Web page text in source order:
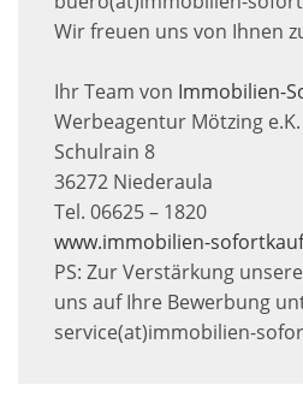
Wir freuen uns von Ihnen
Ihr Team von Immobilien-
Werbeagentur Mötzing e.K.
Schulrain 8
36272 Niederaula
Tel. 06625 – 1820
www.immobilien-
PS: Zur Verstärkung
uns auf Ihre Bewerbung
service(at)immobilien-